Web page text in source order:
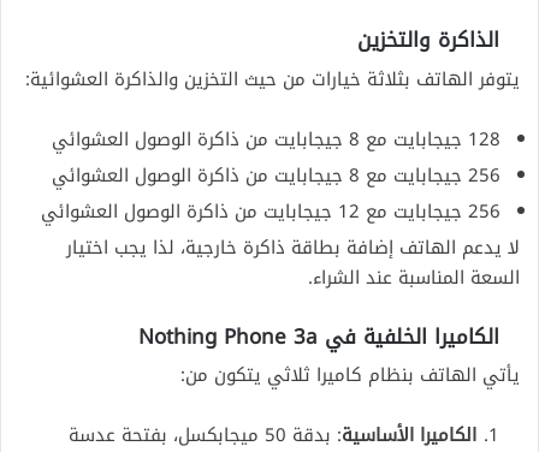
الذاكرة والتخزين
يتوفر الهاتف بثلاثة خيارات من حيث التخزين والذاكرة العشوائية:
128 جيجابايت مع 8 جيجابايت من ذاكرة الوصول العشوائي
256 جيجابايت مع 8 جيجابايت من ذاكرة الوصول العشوائي
256 جيجابايت مع 12 جيجابايت من ذاكرة الوصول العشوائي
لا يدعم الهاتف إضافة بطاقة ذاكرة خارجية، لذا يجب اختيار
السعة المناسبة عند الشراء.
الكاميرا الخلفية في Nothing Phone 3a
يأتي الهاتف بنظام كاميرا ثلاثي يتكون من:
الكاميرا الأساسية
: بدقة 50 ميجابكسل، بفتحة عدسة